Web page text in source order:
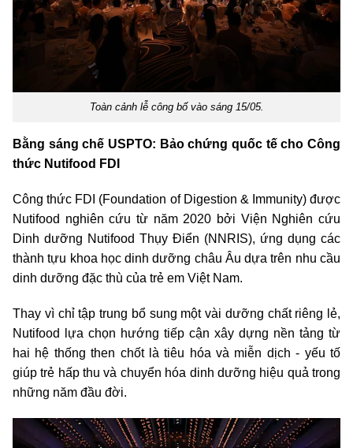
Toàn cảnh lễ công bố vào sáng 15/05.
Bằng sáng chế USPTO: Bảo chứng quốc tế cho Công
thức Nutifood FDI
Công thức FDI (Foundation of Digestion & Immunity) được
Nutifood nghiên cứu từ năm 2020 bởi Viện Nghiên cứu
Dinh dưỡng Nutifood Thụy Điển (NNRIS), ứng dụng các
thành tựu khoa học dinh dưỡng châu Âu dựa trên nhu cầu
dinh dưỡng đặc thù của trẻ em Việt Nam.
Thay vì chỉ tập trung bổ sung một vài dưỡng chất riêng lẻ,
Nutifood lựa chọn hướng tiếp cận xây dựng nền tảng từ
hai hệ thống then chốt là tiêu hóa và miễn dịch - yếu tố
giúp trẻ hấp thu và chuyển hóa dinh dưỡng hiệu quả trong
những năm đầu đời.